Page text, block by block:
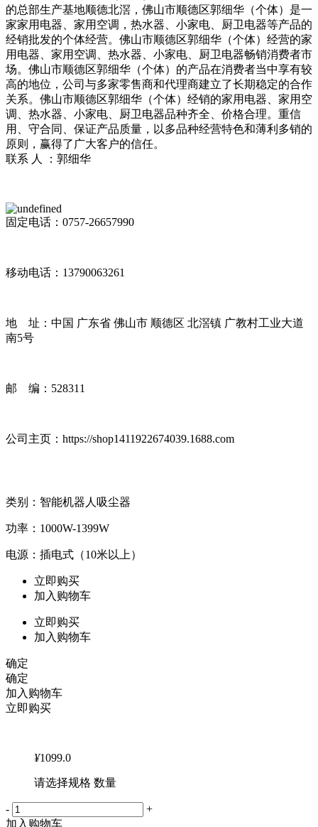
的总部生产基地顺德北滘，佛山市顺德区郭细华（个体）是一
家家用电器、家用空调，热水器、小家电、厨卫电器等产品的
经销批发的个体经营。佛山市顺德区郭细华（个体）经营的家
用电器、家用空调、热水器、小家电、厨卫电器畅销消费者市
场。佛山市顺德区郭细华（个体）的产品在消费者当中享有较
高的地位，公司与多家零售商和代理商建立了长期稳定的合作
关系。佛山市顺德区郭细华（个体）经销的家用电器、家用空
调、热水器、小家电、厨卫电器品种齐全、价格合理。重信
用、守合同、保证产品质量，以多品种经营特色和薄利多销的
原则，赢得了广大客户的信任。
联系 人 ：郭细华
固定电话：0757-26657990
移动电话：13790063261
地 址：中国 广东省 佛山市 顺德区 北滘镇 广教村工业大道
南5号
邮 编：528311
公司主页： https://shop1411922674039.1688.com
类别：智能机器人吸尘器
功率：1000W-1399W
电源：插电式（10米以上）
立即购买
加入购物车
立即购买
加入购物车
确定
确定
加入购物车
立即购买
¥1099.0
请选择规格 数量
-
+
加入购物车